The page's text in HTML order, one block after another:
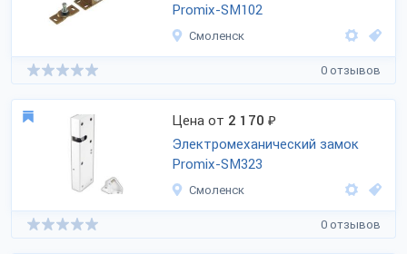
Promix-SM102
Смоленск
0 отзывов
Цена от 2 170 ₽
Электромеханический замок
Promix-SM323
Смоленск
0 отзывов